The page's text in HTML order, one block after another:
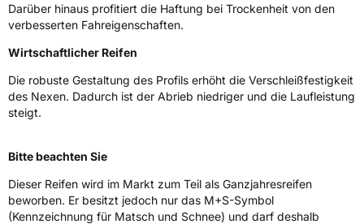
NasshaftungB
Rollgeräusch (dB)
EPREL ID 432828
Darüber hinaus profitiert die Haftung bei Trockenheit von den
verbesserten Fahreigenschaften.
Wirtschaftlicher Reifen
Die robuste Gestaltung des Profils erhöht die Verschleißfestigkeit
des Nexen. Dadurch ist der Abrieb niedriger und die Laufleistung
steigt.
Bitte beachten Sie
Dieser Reifen wird im Markt zum Teil als Ganzjahresreifen
beworben. Er besitzt jedoch nur das M+S-Symbol
(Kennzeichnung für Matsch und Schnee) und darf deshalb